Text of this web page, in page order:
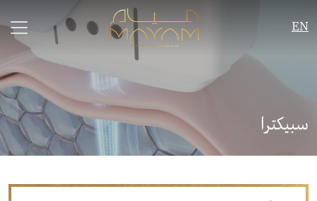
EN
سبيكترا